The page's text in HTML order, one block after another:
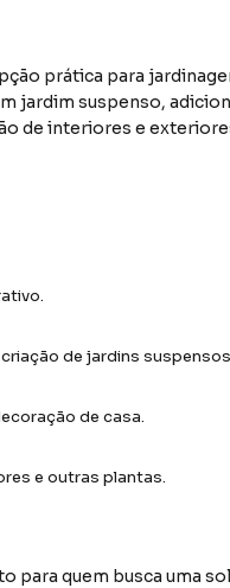
prática para
jardim suspenso,
de interiores e
de jardins
de casa.
e outras plantas.
para quem busca uma